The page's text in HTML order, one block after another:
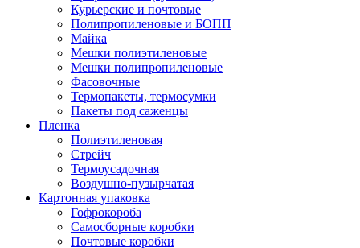
Курьерские и почтовые
Полипропиленовые и БОПП
Майка
Мешки полиэтиленовые
Мешки полипропиленовые
Фасовочные
Термопакеты, термосумки
Пакеты под саженцы
Пленка
Полиэтиленовая
Стрейч
Термоусадочная
Воздушно-пузырчатая
Картонная упаковка
Гофрокороба
Самосборные коробки
Почтовые коробки